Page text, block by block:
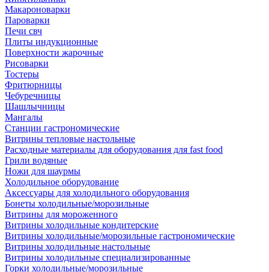
Макароноварки
Пароварки
Печи свч
Плиты индукционные
Поверхности жарочные
Рисоварки
Тостеры
Фритюрницы
Чебуречницы
Шашлычницы
Мангалы
Станции гастрономические
Витрины тепловые настольные
Расходные материалы для оборудования для fast food
Грили водяные
Ножи для шаурмы
Холодильное оборудование
Аксессуары для холодильного оборудования
Бонеты холодильные/морозильные
Витрины для мороженного
Витрины холодильные кондитерские
Витрины холодильные/морозильные гастрономические
Витрины холодильные настольные
Витрины холодильные специализированные
Горки холодильные/морозильные